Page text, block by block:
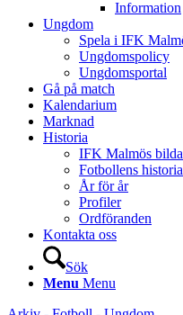
Information
Ungdom
Spela i IFK
Ungdomspolicy
Ungdomsportal
Gå på match
Kalendarium
Marknad
Historia
IFK Malmös
Fotbollens historia
År för år
Profiler
Ordföranden
Kontakta oss
Sök
Menu Menu